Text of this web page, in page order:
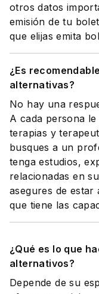
otros datos
emisión de tu
que elijas emita
¿Es
alternativas?
No hay una
A cada persona
terapias y
busques a un
tenga estudios,
relacionadas en
asegures de
que tiene las
¿Qué es lo que
alternativos?
Depende de su